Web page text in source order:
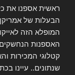
ראשית אספנו את
הבעלות של
המופלא הזה
האספנות הנחשקים
קטלוגי המכירות
שנתונים.. עיינו